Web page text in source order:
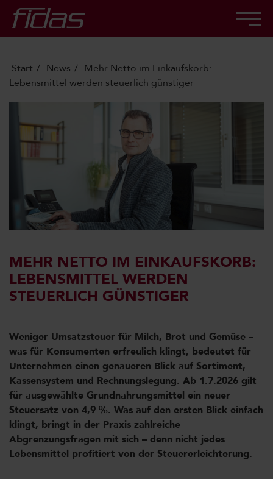
Start News
Mehr Netto im Einkaufskorb:
Lebensmittel werden steuerlich günstiger
MEHR NETTO IM EINKAUFSKORB:
LEBENSMITTEL WERDEN
STEUERLICH GÜNSTIGER
Weniger Umsatzsteuer für Milch, Brot und Gemüse –
was für Konsumenten erfreulich klingt, bedeutet für
Unternehmen einen genaueren Blick auf Sortiment,
Kassensystem und Rechnungslegung. Ab 1.7.2026 gilt
für ausgewählte Grundnahrungsmittel ein neuer
Steuersatz von 4,9 %. Was auf den ersten Blick einfach
klingt, bringt in der Praxis zahlreiche
Abgrenzungsfragen mit sich – denn nicht jedes
Lebensmittel profitiert von der Steuererleichterung.